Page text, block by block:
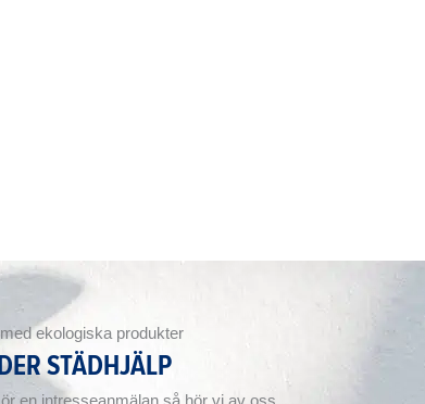
ekologiska produkter
STÄDHJÄLP
en intresseanmälan så hör vi av oss